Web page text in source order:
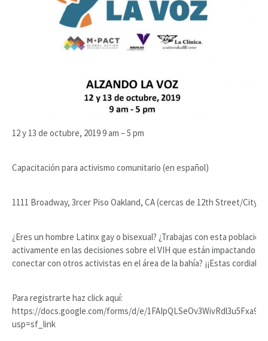
12 y 13 de octubre, 2019 9 am – 5 pm
Capacitación para activismo comunitario (en español)
1111 Broadway, 3rcer Piso Oakland, CA (cercas de 12th Street/City
¿Eres un hombre Latinx gay o bisexual? ¿Trabajas con esta
activamente en las decisiones sobre el VIH que están impactando a
conectar con otros activistas en el área de la bahía? ¡¡Estas
Para registrarte haz click aquí:
https://docs.google.com/forms/d/e/
usp=sf_link